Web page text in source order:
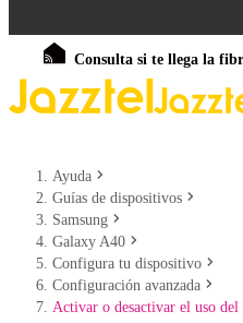
Consulta si te llega la
Ayuda
Guías de dispositivos
Samsung
Galaxy A40
Configura tu dispositivo
Configuración avanzada
Activar o desactivar el uso del